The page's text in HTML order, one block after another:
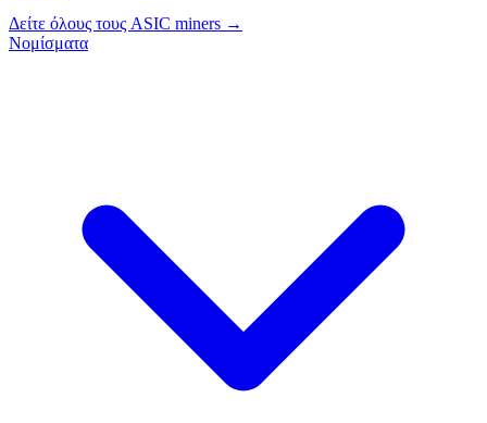
Δείτε όλους τους ASIC miners →
Νομίσματα